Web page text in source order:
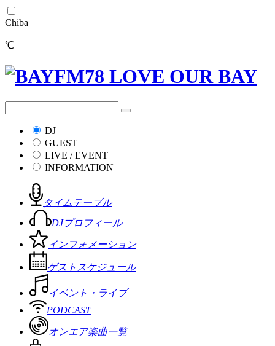
Chiba
℃
DJ
GUEST
LIVE / EVENT
INFORMATION
タイムテーブル
DJプロフィール
インフォメーション
ゲストスケジュール
イベント・ライブ
PODCAST
オンエア楽曲一覧